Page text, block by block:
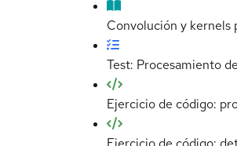
Convolución y kernels
Test: Procesamiento
Ejercicio de código: